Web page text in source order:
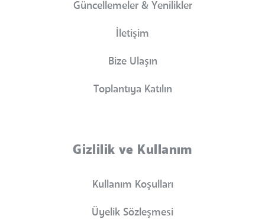
Güncellemeler & Yenilikler
İletişim
Bize Ulaşın
Toplantıya Katılın
Gizlilik ve Kullanım
Kullanım Koşulları
Üyelik Sözleşmesi